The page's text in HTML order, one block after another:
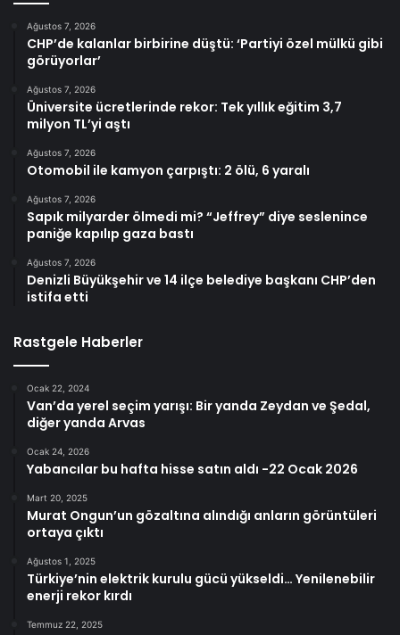
Ağustos 7, 2026
CHP’de kalanlar birbirine düştü: ‘Partiyi özel mülkü gibi
görüyorlar’
Ağustos 7, 2026
Üniversite ücretlerinde rekor: Tek yıllık eğitim 3,7
milyon TL’yi aştı
Ağustos 7, 2026
Otomobil ile kamyon çarpıştı: 2 ölü, 6 yaralı
Ağustos 7, 2026
Sapık milyarder ölmedi mi? “Jeffrey” diye seslenince
paniğe kapılıp gaza bastı
Ağustos 7, 2026
Denizli Büyükşehir ve 14 ilçe belediye başkanı CHP’den
istifa etti
Rastgele Haberler
Ocak 22, 2024
Van’da yerel seçim yarışı: Bir yanda Zeydan ve Şedal,
diğer yanda Arvas
Ocak 24, 2026
Yabancılar bu hafta hisse satın aldı -22 Ocak 2026
Mart 20, 2025
Murat Ongun’un gözaltına alındığı anların görüntüleri
ortaya çıktı
Ağustos 1, 2025
Türkiye’nin elektrik kurulu gücü yükseldi… Yenilenebilir
enerji rekor kırdı
Temmuz 22, 2025